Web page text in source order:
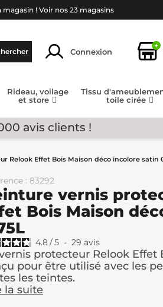
magasin ! Voir nos 23 magasins
Connexion
+
Rideau, voilage
et store
Tissu
toile cirée
000 avis clients !
Relook Effet Bois Maison déco incolore satin
: 83292
vernis
Bois Maison
4.8/5 - 29 avis
protecteur Relook
pour être utilisé avec les
les teintes.
la suite